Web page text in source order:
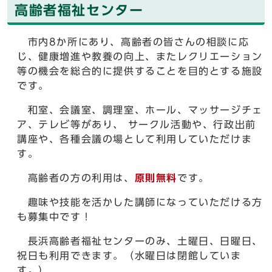
高齢者福祉センター
市内8か所にあり、高齢者の皆さんの相談に応
じ、健康増進や教養の向上、またレクリエーション
等の機会を総合的に提供することを目的とする施設
です。
和室、会議室、調理室、ホール、マッサージチェ
ア、テレビ等があり、 サークル活動や、行政出前
講座や、各種会議の場として利用していただけま
す。
高齢者の方の利用は、 原則無料です。
趣味や技能を活かした講師になっていただける方
も募集中です！
長浜高齢者福祉センターのみ、土曜日、日曜日、
祝日も利用できます。（水曜日は閉館していま